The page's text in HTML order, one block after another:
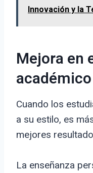
Innovación y la
Mejora en
académico
Cuando los
a su estilo, es
mejores
La enseñanza